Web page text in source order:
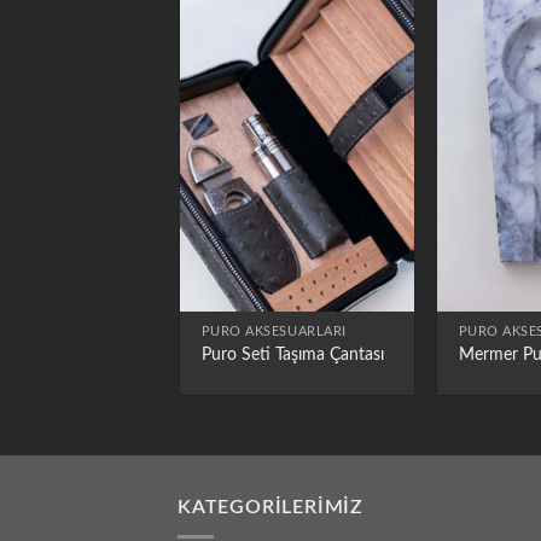
PURO AKSESUARLARI
Puro Seti Taşıma Çantası
PURO
Mermer
KATEGORILERIMIZ